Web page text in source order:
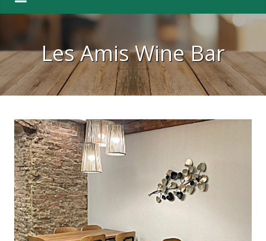
Les Amis Wine Bar